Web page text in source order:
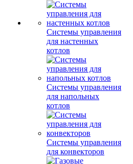
Системы управления
для настенных
котлов
Системы управления
для напольных
котлов
Системы управления
для конвекторов